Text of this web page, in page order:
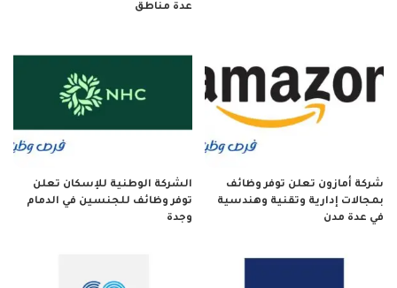
عدة مناطق
شركة أمازون تعلن توفر وظائف
بمجالات إدارية وتقنية وهندسية
في عدة مدن
الشركة الوطنية للإسكان تعلن
توفر وظائف للجنسين في الدمام
وجدة